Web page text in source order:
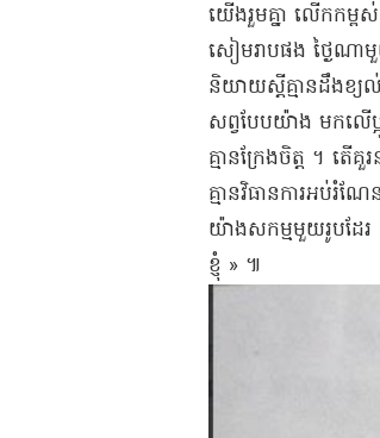
យើង​រួមគ្នា លើកកម្
សៀមរាប​ផង ថ្ងៃ​ណា
និយាយស្តី​គ្មាន​ដឹង​ខ្
សព្វបែបយ៉ាង មកលើ​
គ្មាន​ក្រែង​ចិត្ត ។ ត
គ្មាន​វិធានការ​អប់រំ​
យ៉ាងសកម្ម​មួយរូប​ដែរ
ខ្ញុំ » ៕